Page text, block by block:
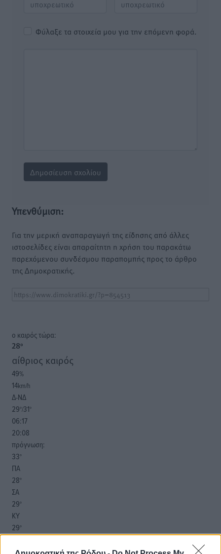
Φύλαξε τα στοιχεία μου για την επόμενη φορά.
Υπενθύμιση:
Για την μερική αναπαραγωγή της είδησης από άλλες
ιστοσελίδες είναι απαραίτητη η χρήση του παρακάτω
παρεχόμενου συνδέσμου παραπομπής προς το άρθρο
της Δημοκρατικής.
o καιρός τώρα:
28°
αίθριος καιρός
49%
14km/h
Δ-ΝΔ
29°/31°
06:17
20:08
πρόγνωση:
33°
ΠΑ
28°
ΣΑ
29°
ΚΥ
29°